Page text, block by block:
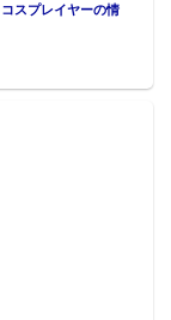
スプレイヤーの情